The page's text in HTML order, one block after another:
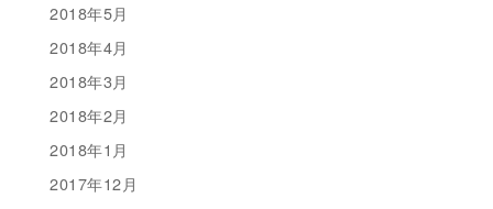
2018年5月
2018年4月
2018年3月
2018年2月
2018年1月
2017年12月